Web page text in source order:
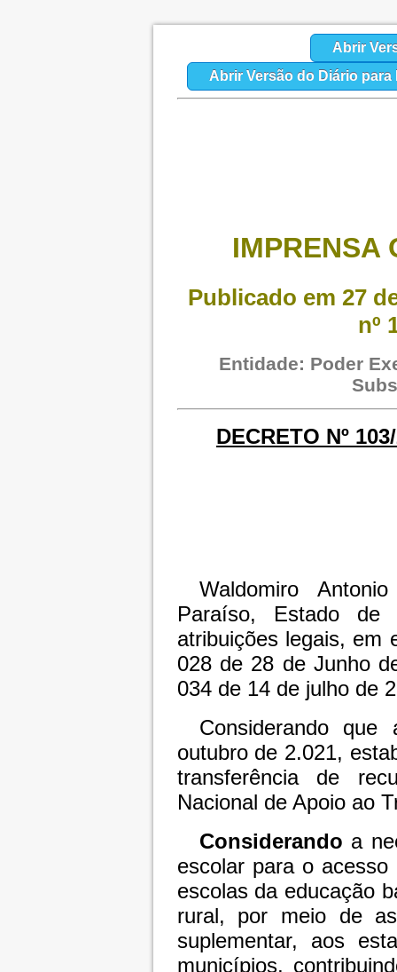
Abrir
Abrir Versão do Diário para
IMPRENSA
Publicado em 27
nº
Entidade: Poder
DECRETO Nº
Waldomiro
Paraíso, Estado
atribuições legais, em
028 de 28 de Junho
034 de 14 de julho de
Considerando
outubro de 2.021,
transferência de
Nacional de Apoio ao
Considerando a
escolar para o
escolas da educação
rural, por meio de
suplementar, aos
municípios,